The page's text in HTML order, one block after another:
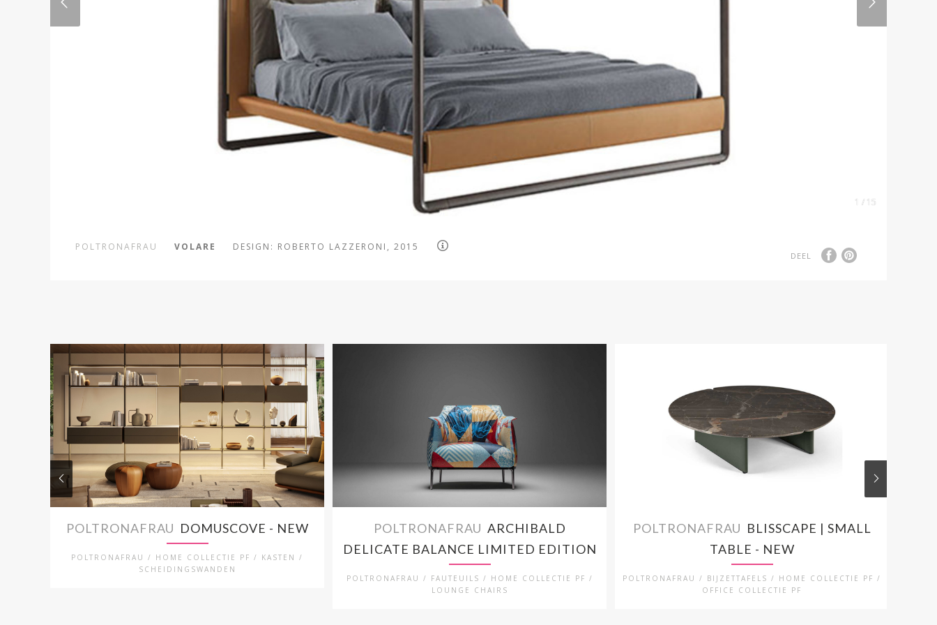
1 / 15
POLTRONAFRAU VOLARE DESIGN: ROBERTO LAZZERONI, 2015
DEEL
POLTRONAFRAU DOMUSCOVE - NEW
POLTRONAFRAU / HOME COLLECTIE PF / KASTEN /
SCHEIDINGSWANDEN
POLTRONAFRAU ARCHIBALD
DELICATE BALANCE LIMITED EDITION
POLTRONAFRAU / FAUTEUILS / HOME COLLECTIE PF /
LOUNGE CHAIRS
POLTRONAFRAU BLISSCAPE | SMALL
TABLE - NEW
POLTRONAFRAU / BIJZETTAFELS / HOME COLLECTIE PF /
OFFICE COLLECTIE PF